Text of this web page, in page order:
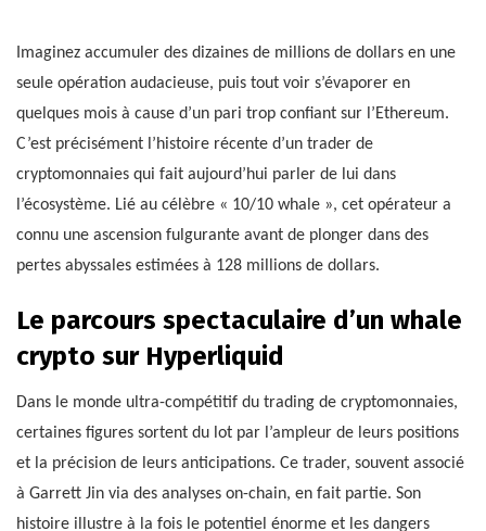
Imaginez accumuler des dizaines de millions de dollars en une
seule opération audacieuse, puis tout voir s’évaporer en
quelques mois à cause d’un pari trop confiant sur l’Ethereum.
C’est précisément l’histoire récente d’un trader de
cryptomonnaies qui fait aujourd’hui parler de lui dans
l’écosystème. Lié au célèbre « 10/10 whale », cet opérateur a
connu une ascension fulgurante avant de plonger dans des
pertes abyssales estimées à 128 millions de dollars.
Le parcours spectaculaire d’un whale
crypto sur Hyperliquid
Dans le monde ultra-compétitif du trading de cryptomonnaies,
certaines figures sortent du lot par l’ampleur de leurs positions
et la précision de leurs anticipations. Ce trader, souvent associé
à Garrett Jin via des analyses on-chain, en fait partie. Son
histoire illustre à la fois le potentiel énorme et les dangers